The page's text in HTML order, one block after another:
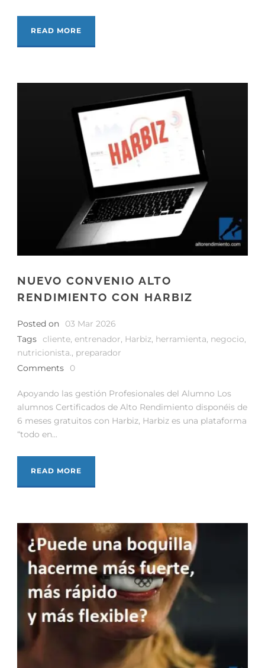
READ MORE
NUEVO CONVENIO ALTO
RENDIMIENTO CON HARBIZ
Posted on
03 Mar 2026
Tags cliente, entrenador, Harbiz, herramienta, negocio,
nutricionista., preparador
Comments
0
Apoyando las gestión Profesionales del Alumno Los
alumnos Certificados de Alto Rendimiento disponéis de
6 meses gratuitos con Harbiz, Harbiz es una plataforma
“todo en...
READ MORE